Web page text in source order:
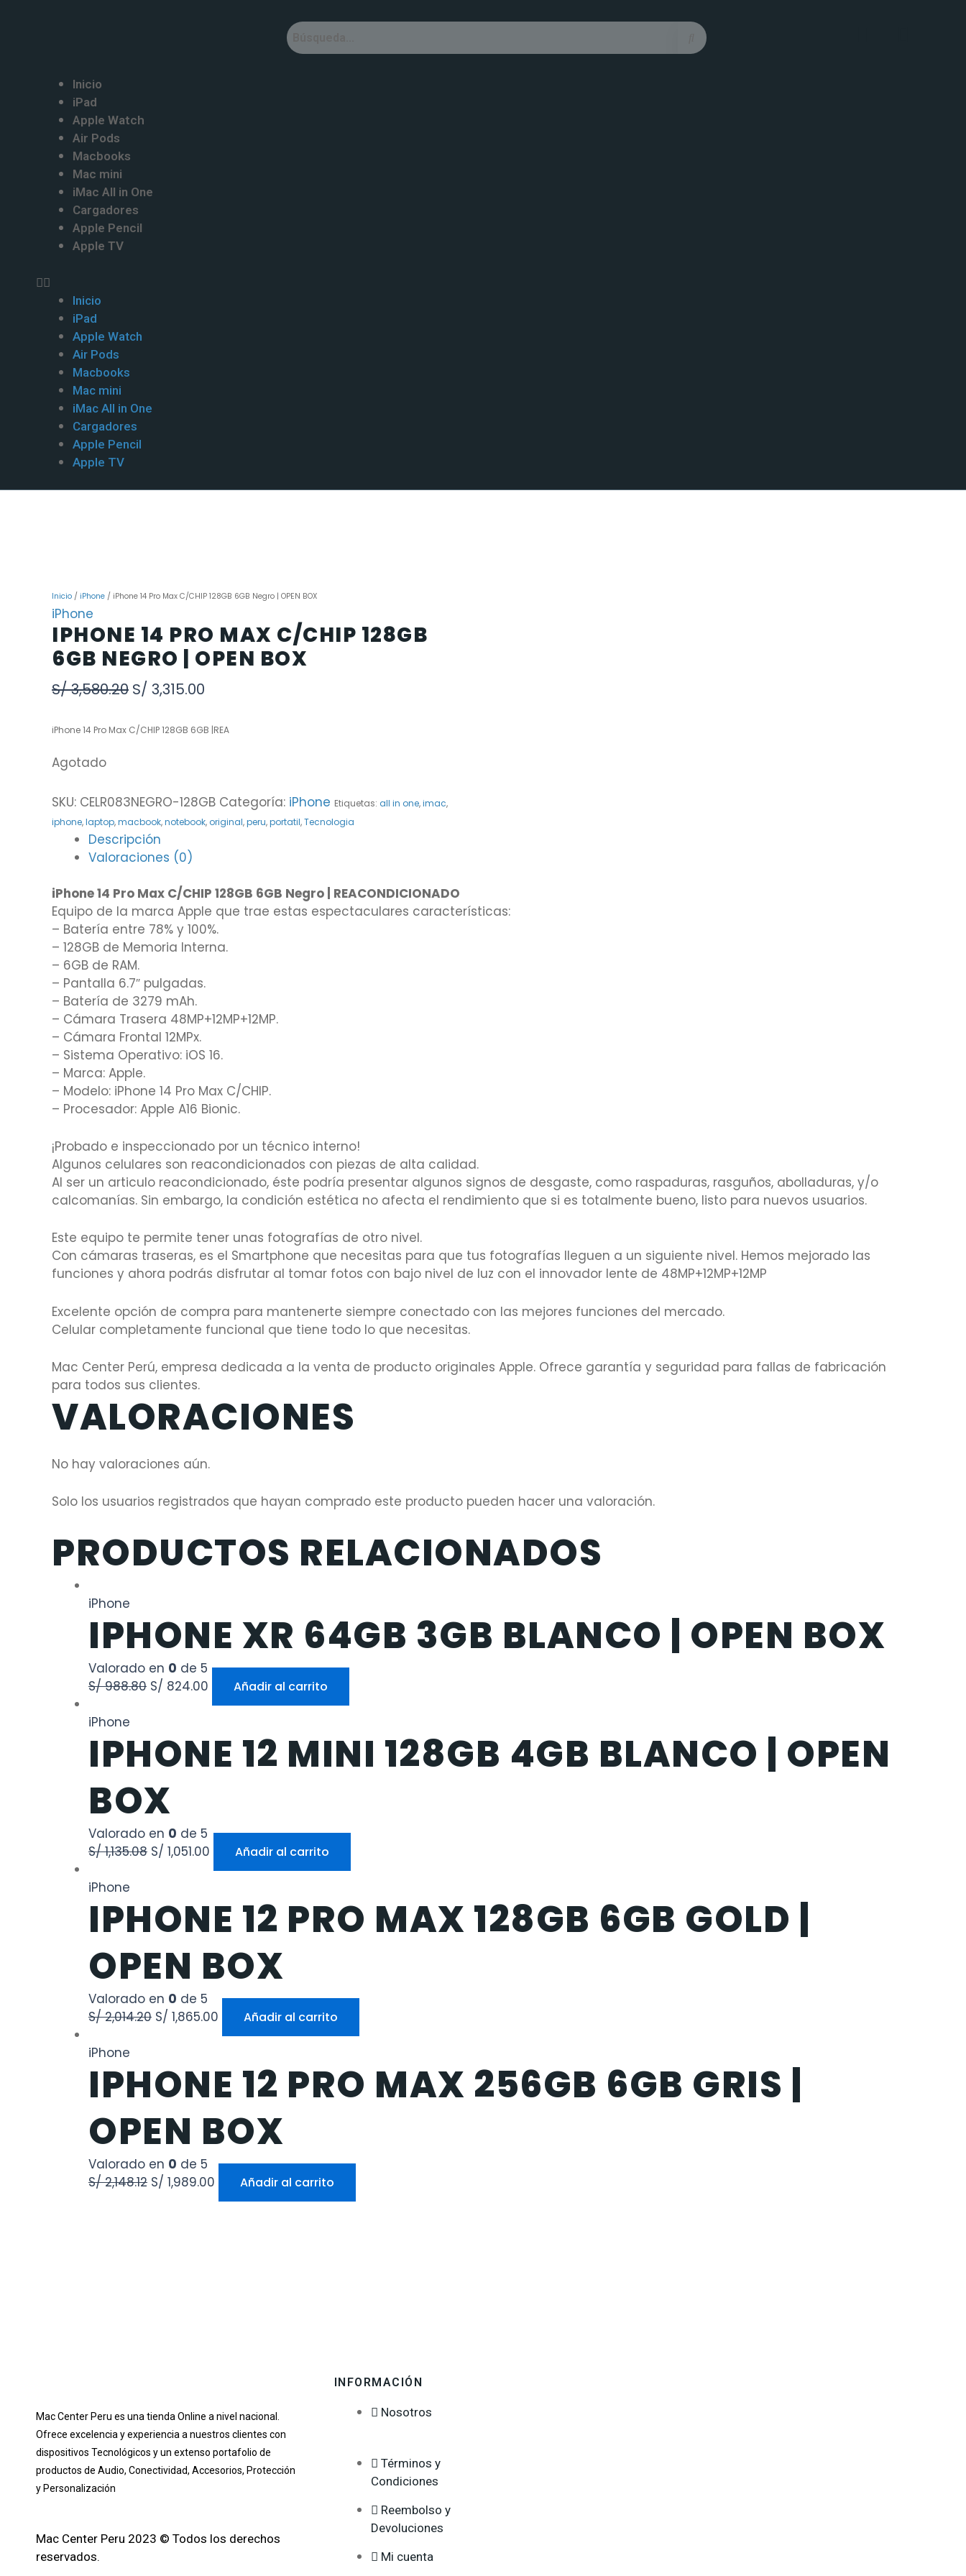
Inicio
iPad
Apple Watch
Air Pods
Macbooks
Mac mini
iMac All in One
Cargadores
Apple Pencil
Apple TV
Menu
Inicio
iPad
Apple Watch
Air Pods
Macbooks
Mac mini
iMac All in One
Cargadores
Apple Pencil
Apple TV
Inicio / iPhone / iPhone 14 Pro Max C/CHIP 128GB 6GB Negro | OPEN BOX
iPhone
IPHONE 14 PRO MAX C/CHIP 128GB
6GB NEGRO | OPEN BOX
S/3,580.20 S/ 3,315.00
iPhone 14 Pro Max C/CHIP 128GB 6GB |REA
Agotado
SKU: CELR083NEGRO-128GB Categoría: iPhone Etiquetas: all in one,imac,
iphone,laptop,macbook,notebook, original,peru,portatil,Tecnologia
Descripción
Valoraciones (0)
iPhone 14 Pro Max C/CHIP 128GB 6GB Negro | REACONDICIONADO
Equipo de la marca Apple que trae estas espectaculares características:
– Batería entre 78% y 100%.
– 128GB de Memoria Interna.
– 6GB de RAM.
– Pantalla 6.7″ pulgadas.
– Batería de 3279 mAh.
– Cámara Trasera 48MP+12MP+12MP.
– Cámara Frontal 12MPx.
– Sistema Operativo: iOS 16.
– Marca: Apple.
– Modelo: iPhone 14 Pro Max C/CHIP.
– Procesador: Apple A16 Bionic.
¡Probado e inspeccionado por un técnico interno!
Algunos celulares son reacondicionados con piezas de alta calidad.
Al ser un articulo reacondicionado, éste podría presentar algunos signos de desgaste, como raspaduras, rasguños, abolladuras, y/o
calcomanías. Sin embargo, la condición estética no afecta el rendimiento que si es totalmente bueno, listo para nuevos usuarios.
Este equipo te permite tener unas fotografías de otro nivel.
Con cámaras traseras, es el Smartphone que necesitas para que tus fotografías lleguen a un siguiente nivel. Hemos mejorado las
funciones y ahora podrás disfrutar al tomar fotos con bajo nivel de luz con el innovador lente de 48MP+12MP+12MP
Excelente opción de compra para mantenerte siempre conectado con las mejores funciones del mercado.
Celular completamente funcional que tiene todo lo que necesitas.
Mac Center Perú, empresa dedicada a la venta de producto originales Apple. Ofrece garantía y seguridad para fallas de fabricación
para todos sus clientes.
VALORACIONES
No hay valoraciones aún.
Solo los usuarios registrados que hayan comprado este producto pueden hacer una valoración.
PRODUCTOS RELACIONADOS
iPhone
IPHONE XR 64GB 3GB BLANCO | OPEN BOX
Valorado en 0 de 5
S/988.80 S/ 824.00 Añadir al carrito
iPhone
IPHONE 12 MINI 128GB 4GB BLANCO | OPEN
BOX
Valorado en 0 de 5
S/1,135.08 S/ 1,051.00 Añadir al carrito
iPhone
IPHONE 12 PRO MAX 128GB 6GB GOLD |
OPEN BOX
Valorado en 0 de 5
S/2,014.20 S/ 1,865.00 Añadir al carrito
iPhone
IPHONE 12 PRO MAX 256GB 6GB GRIS |
OPEN BOX
Valorado en 0 de 5
S/2,148.12 S/ 1,989.00 Añadir al carrito
Mac Center Peru es una tienda Online a nivel nacional
Ofrece excelencia y experiencia a nuestros clientes con
dispositivos Tecnológicos y un extenso portafolio de
productos de Audio, Conectividad, Accesorios, Protección
y Personalización
Mac Center Peru 2023 © Todos los derechos
reservados.
INFORMACIÓN
Nosotros
Términos y
Condiciones
Reembolso y
Devoluciones
Mi cuenta